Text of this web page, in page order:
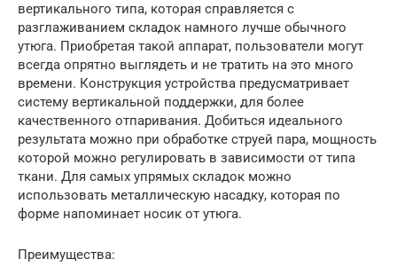
вертикального типа, которая справляется с
разглаживанием складок намного лучше обычного
утюга. Приобретая такой аппарат, пользователи могут
всегда опрятно выглядеть и не тратить на это много
времени. Конструкция устройства предусматривает
систему вертикальной поддержки, для более
качественного отпаривания. Добиться идеального
результата можно при обработке струей пара, мощность
которой можно регулировать в зависимости от типа
ткани. Для самых упрямых складок можно
использовать металлическую насадку, которая по
форме напоминает носик от утюга.
Преимущества: